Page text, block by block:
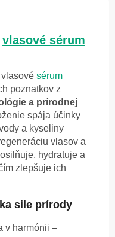
vlasové sérum
sérum
poznatkov z
a prírodnej
spája účinky
a kyseliny
vlasov a
hydratuje a
zlepšuje ich
sile prírody
v harmónii –